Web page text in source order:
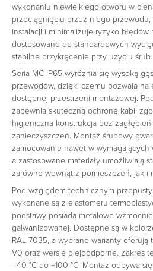
wykonaniu niewielkiego otworu w
przeciągnięciu przez niego przewodu,
instalacji i minimalizuje ryzyko
dostosowane do standardowych
stabilne przykręcenie przy użyciu śrub.
Seria MC IP65 wyróżnia się wysoką
przewodów, dzięki czemu pozwala na
dostępnej przestrzeni montażowej.
zapewnia skuteczną ochronę kabli
higieniczna konstrukcja bez
zanieczyszczeń. Montaż śrubowy
zamocowanie nawet w wymagających
a zastosowane materiały umożliwiają
zarówno wewnątrz pomieszczeń, jak i
Pod względem technicznym przepusty
wykonane są z elastomeru
podstawy posiada metalowe
galwanizowanej. Dostępne są w
RAL 7035, a wybrane warianty oferują
V0 oraz wersje olejoodporne. Zakres
–40 °C do +100 °C. Montaż odbywa